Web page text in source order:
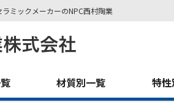
ミックメーカーのNPC西村陶業
材質別一覧 特